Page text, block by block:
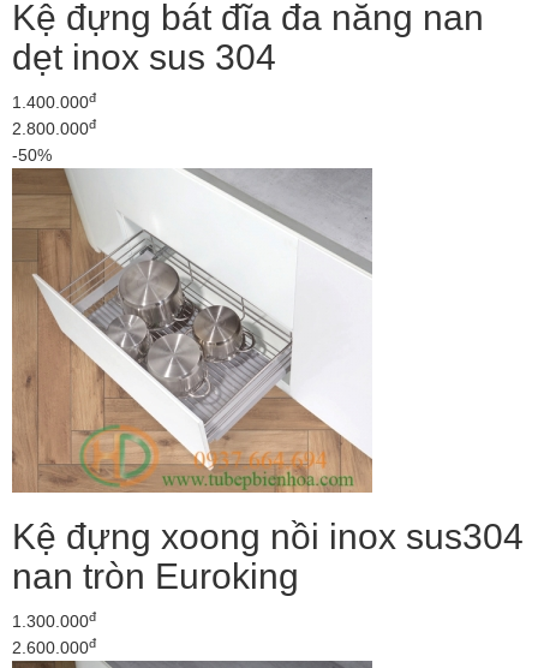
Kệ đựng bát đĩa đa năng nan
dẹt inox sus 304
1.400.000đ
2.800.000đ
-50%
Kệ đựng xoong nồi inox sus304
nan tròn Euroking
1.300.000đ
2.600.000đ